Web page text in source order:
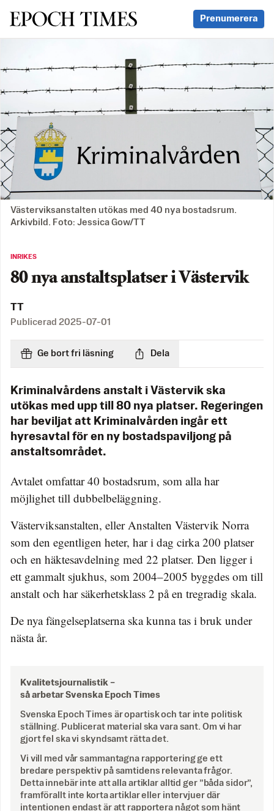
Svenska Epoch Times Prenumerera
Västerviksanstalten utökas med 40 nya bostadsrum.
Arkivbild. Foto: Jessica Gow/TT
INRIKES
80 nya anstaltsplatser i Västervik
TT
Publicerad 2025-07-01
Ge bort fri läsning Dela
Kriminalvårdens anstalt i Västervik ska
utökas med upp till 80 nya platser. Regeringen
har beviljat att Kriminalvården ingår ett
hyresavtal för en ny bostadspaviljong på
anstaltsområdet.
Avtalet omfattar 40 bostadsrum, som alla har
möjlighet till dubbelbeläggning.
Västerviksanstalten, eller Anstalten Västervik Norra
som den egentligen heter, har i dag cirka 200 platser
och en häktesavdelning med 22 platser. Den ligger i
ett gammalt sjukhus, som 2004–2005 byggdes om till
anstalt och har säkerhetsklass 2 på en tregradig skala.
De nya fängelseplatserna ska kunna tas i bruk under
nästa år.
Kvalitetsjournalistik –
så arbetar Svenska Epoch Times
Svenska Epoch Times är opartisk och tar inte politisk
ställning. Publicerat material ska vara sant. Om vi har
gjort fel ska vi skyndsamt rätta det.
Vi vill med vår sammantagna rapportering ge ett
bredare perspektiv på samtidens relevanta frågor.
Detta innebär inte att alla artiklar alltid ger ”båda sidor”,
framförallt inte korta artiklar eller intervjuer där
intentionen endast är att rapportera något som hänt